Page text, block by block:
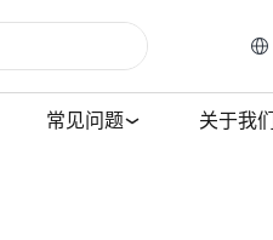
常见问题 关于我们